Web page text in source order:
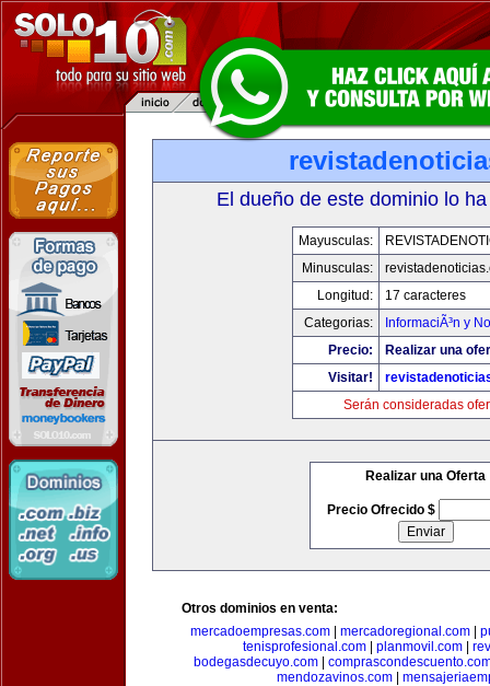
El dueño de este dominio lo
Mayusculas:
Minusculas:
Longitud:
17 caracteres
Categorias:
InformaciÃ³n y
Precio:
Realizar una
Visitar!
Serán consideradas
Realizar una Oferta
Precio Ofrecido $
Otros dominios en venta:
mercadoempresas.com| mercadoregional.com|
tenisprofesional.com
planmovil.com
bodegasdecuyo.com
mendozavinos.com|